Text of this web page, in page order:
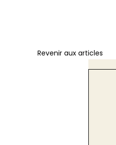
Revenir aux articles